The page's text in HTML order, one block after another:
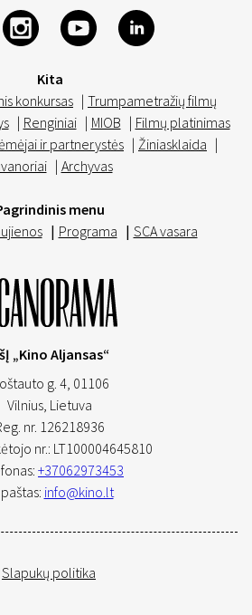
Kita
konkursas | Trumpametražių filmų
| Renginiai | MIOB | Filmų platinimas
ir partnerystės | Žiniasklaida |
| Archyvas
menu
| Programa | SCA vasara
„Kino Aljansas“
g. 4, 01106
Vilnius, Lietuva
nr. 126218936
nr.: LT100004645810
+37062973453
info@kino.lt
Slapukų politika